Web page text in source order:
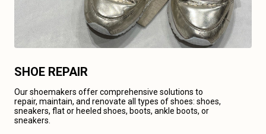
SHOE REPAIR
Our shoemakers offer comprehensive solutions to
repair, maintain, and renovate all types of shoes: shoes,
sneakers, flat or heeled shoes, boots, ankle boots, or
sneakers.